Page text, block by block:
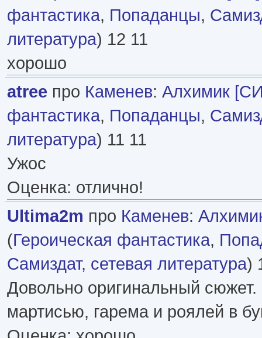
фантастика, Попаданцы,
литература) 12 11
хорошо
atree про Каменев: Алхимик
фантастика, Попаданцы,
литература) 11 11
Ужос
Оценка: отлично!
Ultima2m про Каменев:
(Героическая фантастика,
Самиздат, сетевая литература)
Довольно оригинальный сюжет.
мартисью, гарема и роялей в